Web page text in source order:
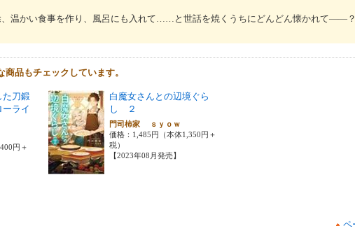
、温かい食事を作り、風呂にも入れて……と世話を焼くうちにどんどん懐かれて――？
品もチェックしています。
た刀鍛
ライ
円＋
白魔女さんとの辺境ぐら
し ２
門司柿家 ｓｙｏｗ
価格：1,485円（本体1,350円＋
税）
【2023年08月発売】
ペ